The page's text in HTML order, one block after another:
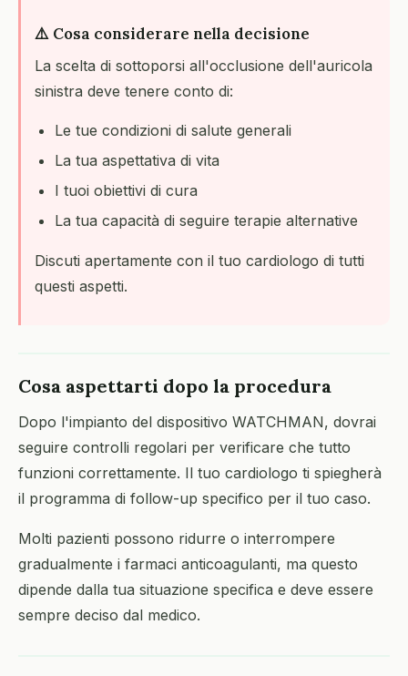
⚠️ Cosa considerare nella decisione
La scelta di sottoporsi all'occlusione dell'auricola
sinistra deve tenere conto di:
Le tue condizioni di salute generali
La tua aspettativa di vita
I tuoi obiettivi di cura
La tua capacità di seguire terapie alternative
Discuti apertamente con il tuo cardiologo di tutti
questi aspetti.
Cosa aspettarti dopo la procedura
Dopo l'impianto del dispositivo WATCHMAN, dovrai
seguire controlli regolari per verificare che tutto
funzioni correttamente. Il tuo cardiologo ti spiegherà
il programma di follow-up specifico per il tuo caso.
Molti pazienti possono ridurre o interrompere
gradualmente i farmaci anticoagulanti, ma questo
dipende dalla tua situazione specifica e deve essere
sempre deciso dal medico.